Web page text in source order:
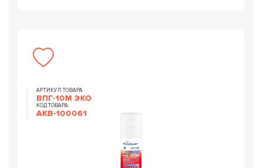
АРТИКУЛ ТОВАРА:
ВПГ-10М ЭКО
КОД ТОВАРА:
AKB-100061